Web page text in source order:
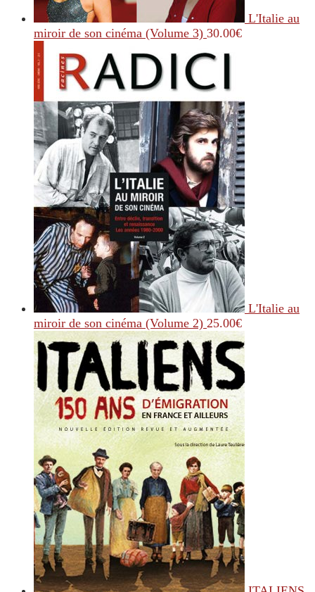
L'Italie au
miroir de son cinéma (Volume 3) 30.00€
L'Italie au
miroir de son cinéma (Volume 2) 25.00€